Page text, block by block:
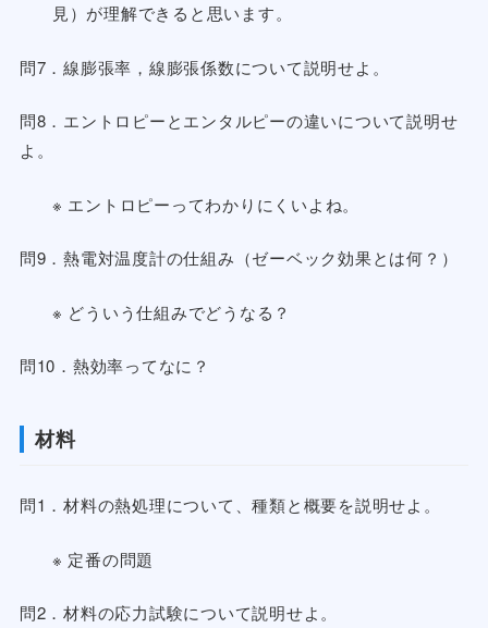
見）が理解できると思います。
問7．線膨張率，線膨張係数について説明せよ。
問8．エントロピーとエンタルピーの違いについて説明せ
よ。
※ エントロピーってわかりにくいよね。
問9．熱電対温度計の仕組み（ゼーベック効果とは何？）
※ どういう仕組みでどうなる？
問10．熱効率ってなに？
材料
問1．材料の熱処理について、種類と概要を説明せよ。
※ 定番の問題
問2．材料の応力試験について説明せよ。